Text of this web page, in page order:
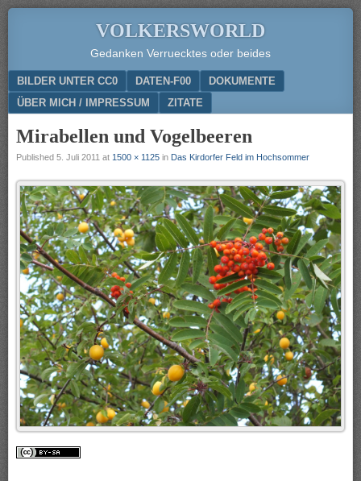
VOLKERSWORLD
Gedanken Verruecktes oder beides
Menu
SKIP TO CONTENT
BILDER UNTER CC0 DATEN-F00
DOKUMENTE
ÜBER MICH / IMPRESSUM
ZITATE
Mirabellen und Vogelbeeren
Published 5. Juli 2011 at 1500 × 1125 in Das Kirdorfer Feld im Hochsommer